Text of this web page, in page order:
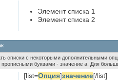
Элемент списка 1
Элемент списка 2
списки с некоторыми дополнительными
прописными буквами - значение а. Для
[list=Опция]значение[/list]